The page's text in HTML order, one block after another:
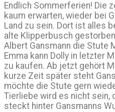
Endlich Sommerferien! Die
kaum erwarten, wieder bei
Land zu sein. Dort ist alles
alte Klipperbusch
Albert Gansmann die Stute
Emma kann Dolly in letzter
zu kaufen. Ab jetzt gehört
kurze Zeit später steht
möchte die Stute gern
Tierliebe wird es nicht sein,
steckt hinter Gansmanns